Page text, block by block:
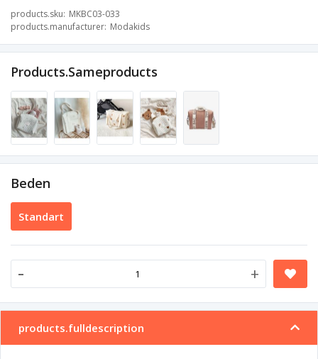
products.sku MKBC03-033
products.manufacturer Modakids
Products.sameproducts
Beden
Standart
- +
products.fulldescription